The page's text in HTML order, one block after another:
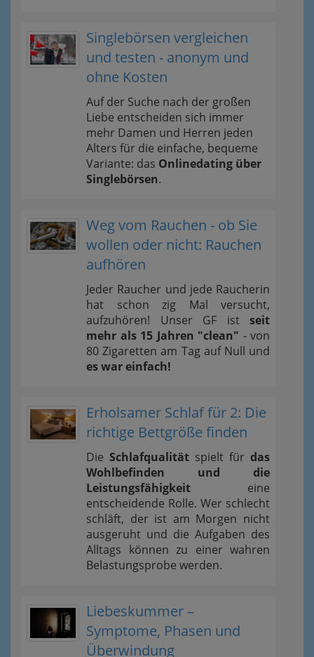
Singlebörsen vergleichen
und testen - anonym und
ohne Kosten
Auf der Suche nach der großen
Liebe entscheiden sich immer
mehr Damen und Herren jeden
Alters für die einfache, bequeme
Variante: das Onlinedating über
Singlebörsen.
Weg vom Rauchen - ob Sie
wollen oder nicht: Rauchen
aufhören
Jeder Raucher und jede Raucherin
hat schon zig Mal versucht,
aufzuhören! Unser GF ist seit
mehr als 15 Jahren "clean" - von
80 Zigaretten am Tag auf Null und
es war einfach!
Erholsamer Schlaf für 2: Die
richtige Bettgröße finden
Die Schlafqualität spielt für das
Wohlbefinden und die
Leistungsfähigkeit eine
entscheidende Rolle. Wer schlecht
schläft, der ist am Morgen nicht
ausgeruht und die Aufgaben des
Alltags können zu einer wahren
Belastungsprobe werden.
Liebeskummer –
Symptome, Phasen und
Überwindung